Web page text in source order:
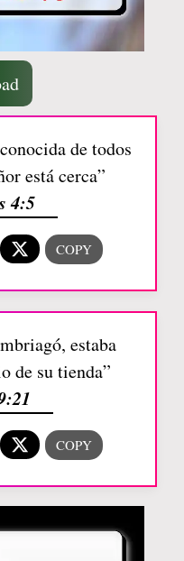
de todos
está cerca”
4:5
estaba
de su tienda”